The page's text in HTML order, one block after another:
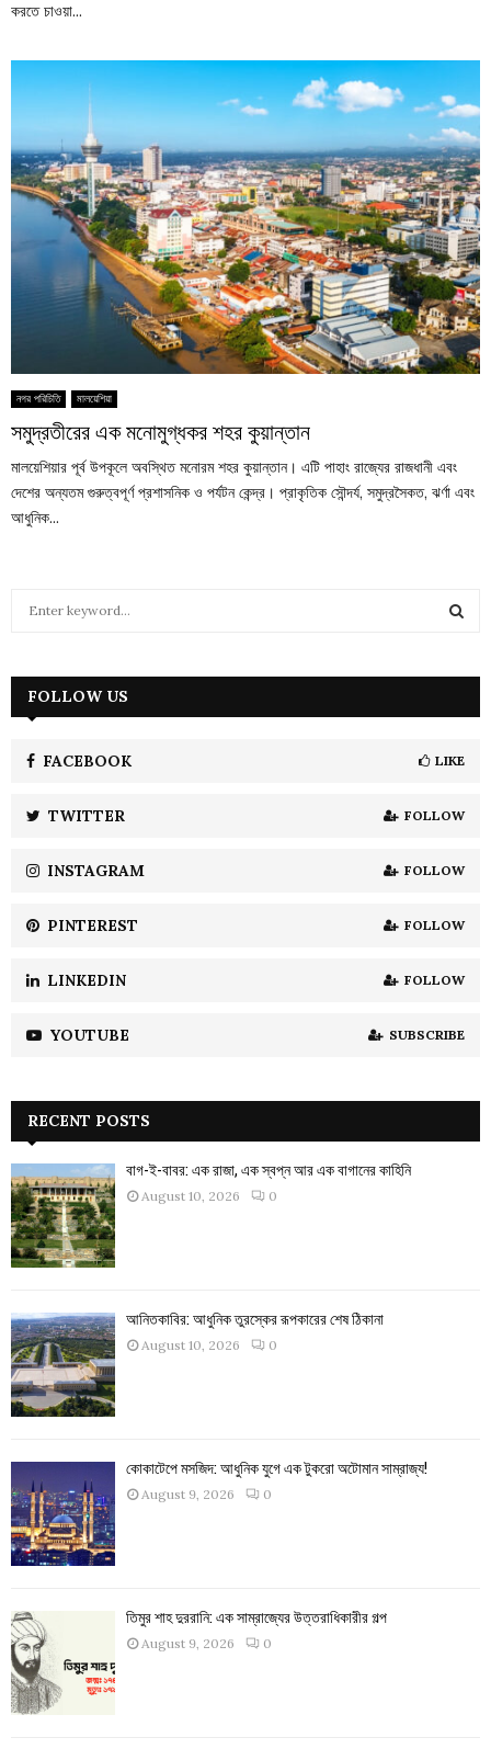
করতে চাওয়া...
নগর পরিচিতি মালয়েশিয়া
সমুদ্রতীরের এক মনোমুগ্ধকর শহর কুয়ান্তান
মালয়েশিয়ার পূর্ব উপকূলে অবস্থিত মনোরম শহর কুয়ান্তান। এটি পাহাং রাজ্যের রাজধানী এবং
দেশের অন্যতম গুরুত্বপূর্ণ প্রশাসনিক ও পর্যটন কেন্দ্র। প্রাকৃতিক সৌন্দর্য, সমুদ্রসৈকত, ঝর্ণা এবং
আধুনিক...
h
H
FOLLOW US
FACEBOOK LIKE
TWITTER FOLLOW
INSTAGRAM FOLLOW
PINTEREST FOLLOW
LINKEDIN FOLLOW
YOUTUBE SUBSCRIBE
RECENT POSTS
বাগ-ই-বাবর: এক রাজা, এক স্বপ্ন আর এক বাগানের কাহিনি
August 10, 2026 0
আনিতকাবির: আধুনিক তুরস্কের রূপকারের শেষ ঠিকানা
August 10, 2026 0
কোকাটেপে মসজিদ: আধুনিক যুগে এক টুকরো অটোমান সাম্রাজ্য!
August 9, 2026 0
তিমুর শাহ দুররানি: এক সাম্রাজ্যের উত্তরাধিকারীর গল্প
August 9, 2026 0